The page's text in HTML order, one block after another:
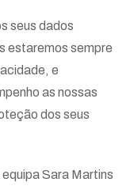
seus dados
estaremos sempre
e
as nossas
dos seus
Sara Martins